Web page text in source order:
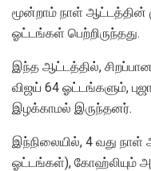
மூன்றாம் நாள் ஆட்டத்தின்
ஓட்டங்கள் பெற்றிருந்தது.
இந்த ஆட்டத்தில்,
விஜய் 64 ஓட்டங்களும்,
இழக்காமல் இருந்தனர்.
இந்நிலையில், 4 வது
ஓட்டங்கள்), கோஹ்லியும்